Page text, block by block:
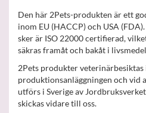
Den här 2Pets-produkten är ett
inom EU (HACCP) och USA
sker är ISO 22000 certifierad,
säkras framåt och bakåt i
2Pets produkter veterinärbesiktas
produktionsanläggningen och vid
utförs i Sverige av
skickas vidare till oss.